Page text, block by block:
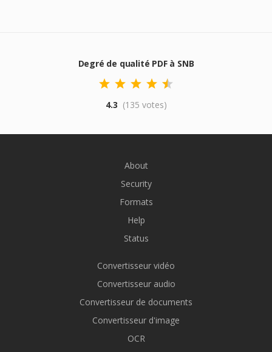
Degré de qualité PDF à SNB
4.3 (135 votes)
About
Security
Formats
Help
Status
Convertisseur vidéo
Convertisseur audio
Convertisseur de documents
Convertisseur d'image
OCR